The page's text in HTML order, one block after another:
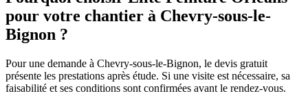
pour votre chantier à Chevry-sous-le-
Bignon ?
Pour une demande à Chevry-sous-le-Bignon, le devis gratuit
présente les prestations après étude. Si une visite est nécessaire, sa
faisabilité et ses conditions sont confirmées avant le rendez-vous.